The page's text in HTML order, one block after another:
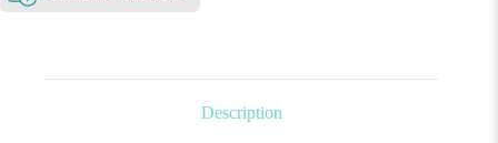
Description